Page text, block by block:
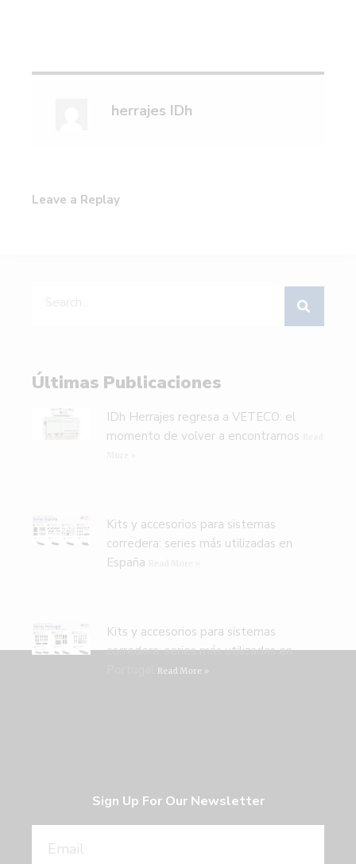
herrajes IDh
Leave a Replay
Últimas Publicaciones
IDh Herrajes regresa a VETECO: el
momento de volver a encontrarnos
Kits y accesorios para sistemas
corredera: series más utilizadas en
España
Kits y accesorios para sistemas
corredera: series más utilizadas en
Read More »
Sign Up For Our Newsletter